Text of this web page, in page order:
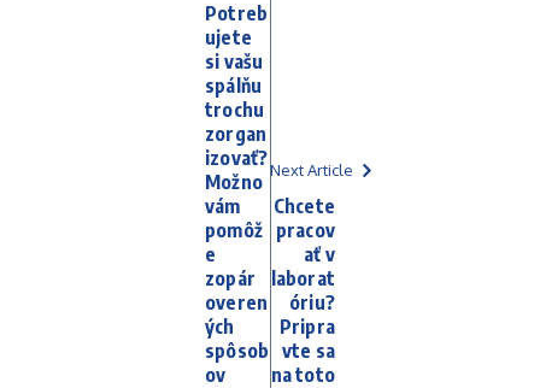
Potreb
ujete
si vašu
spálňu
trochu
zorgan
izovať?
Možno
vám
pomôž
e
zopár
overen
ých
spôsob
ov
Next Article
Chcete
pracov
ať v
laborat
óriu?
Pripra
vte sa
na toto